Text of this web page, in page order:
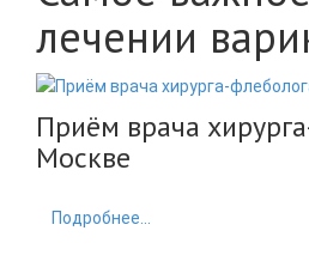
лечении
Приём врача
Москве
Подробнее...